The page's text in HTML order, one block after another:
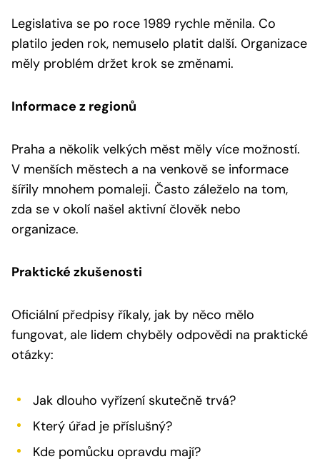
Legislativa se po roce 1989 rychle měnila. Co
platilo jeden rok, nemuselo platit další. Organizace
měly problém držet krok se změnami.
Informace z regionů
Praha a několik velkých měst měly více možností.
V menších městech a na venkově se informace
šířily mnohem pomaleji. Často záleželo na tom,
zda se v okolí našel aktivní člověk nebo
organizace.
Praktické zkušenosti
Oficiální předpisy říkaly, jak by něco mělo
fungovat, ale lidem chyběly odpovědi na praktické
otázky:
Jak dlouho vyřízení skutečně trvá?
Který úřad je příslušný?
Kde pomůcku opravdu mají?